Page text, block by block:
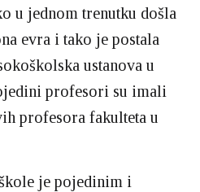
u jednom trenutku došla
evra i tako je postala
ustanova u
profesori su imali
profesora fakulteta u
je pojedinim i